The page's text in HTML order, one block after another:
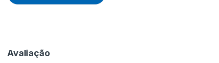
Avaliação